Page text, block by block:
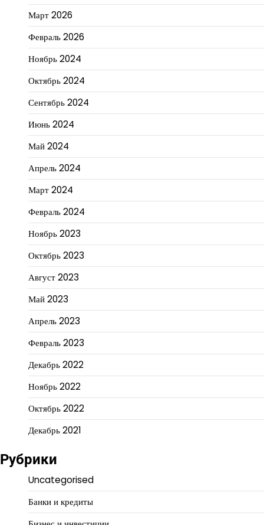
Март 2026
Февраль 2026
Ноябрь 2024
Октябрь 2024
Сентябрь 2024
Июнь 2024
Май 2024
Апрель 2024
Март 2024
Февраль 2024
Ноябрь 2023
Октябрь 2023
Август 2023
Май 2023
Апрель 2023
Февраль 2023
Декабрь 2022
Ноябрь 2022
Октябрь 2022
Декабрь 2021
Рубрики
Uncategorised
Банки и кредиты